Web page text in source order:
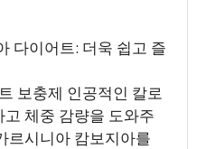
다이어트: 더욱 쉽고 즐
보충제 인공적인 칼로
체중 감량을 도와주
르시니아 캄보지아를